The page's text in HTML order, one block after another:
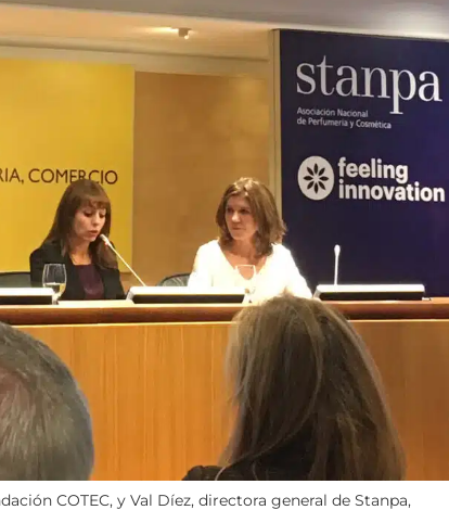
COTEC, y Val Díez, directora general de Stanpa,